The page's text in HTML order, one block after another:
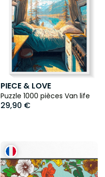
PIECE & LOVE
Puzzle 1000 pièces Van life
29,90 €